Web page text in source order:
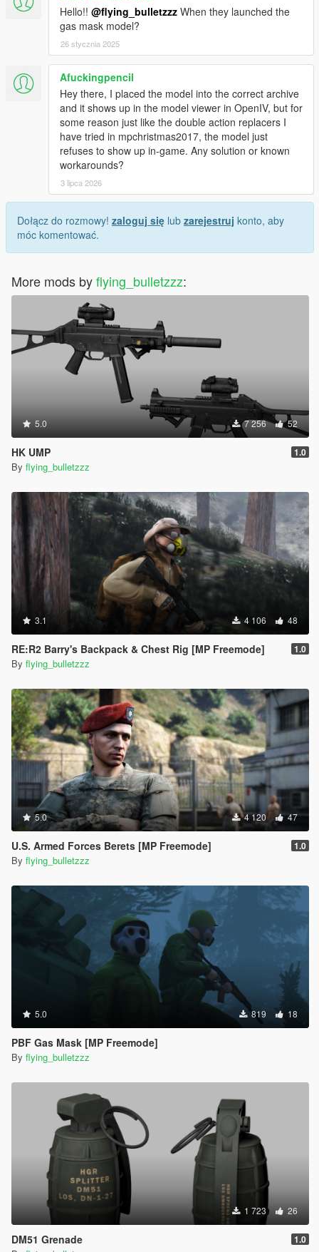
Hello!! @flying_bulletzzz When they launched the
gas mask model?
26 stycznia 2025
Afuckingpencil
Hey there, I placed the model into the correct archive
and it shows up in the model viewer in OpenIV, but for
some reason just like the double action replacers I
have tried in mpchristmas2017, the model just
refuses to show up in-game. Any solution or known
workarounds?
3 lipca 2026
Dołącz do rozmowy! zaloguj się lub zarejestruj konto, aby
móc komentować.
More mods byflying_bulletzzz:
5.0 7 256 52
HK UMP 1.0
By flying_bulletzzz
3.1 4 106 48
RE:R2 Barry's Backpack & Chest Rig [MP Freemode] 1.0
By flying_bulletzzz
5.0 4 120 47
U.S. Armed Forces Berets [MP Freemode] 1.0
By flying_bulletzzz
5.0 819 18
PBF Gas Mask [MP Freemode]
By flying_bulletzzz
1 723 26
DM51 Grenade 1.0